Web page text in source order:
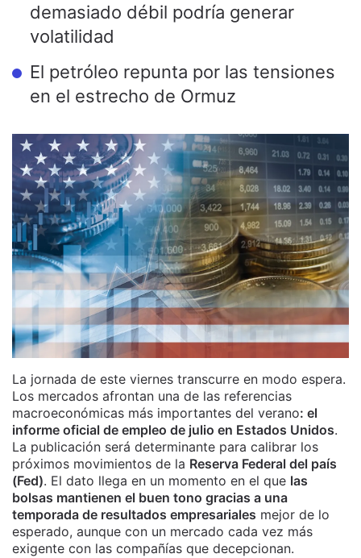
demasiado débil podría generar
volatilidad
El petróleo repunta por las tensiones
en el estrecho de Ormuz
La jornada de este viernes transcurre en modo espera.
Los mercados afrontan una de las referencias
macroeconómicas más importantes del verano: el
informe oficial de empleo de julio en Estados Unidos.
La publicación será determinante para calibrar los
próximos movimientos de la Reserva Federal del país
(Fed). El dato llega en un momento en el que las
bolsas mantienen el buen tono gracias a una
temporada de resultados empresariales mejor de lo
esperado, aunque con un mercado cada vez más
exigente con las compañías que decepcionan.